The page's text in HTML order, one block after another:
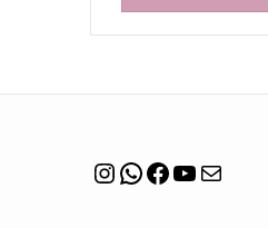
Instagram
WhatsApp
Facebook
YouTube
Mail